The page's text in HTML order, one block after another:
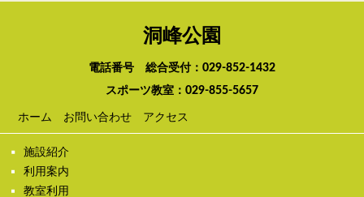
洞峰公園
電話番号 総合受付： 029-852-1432
スポーツ教室： 029-855-5657
ホーム お問い合わせ アクセス
施設紹介
利用案内
教室利用